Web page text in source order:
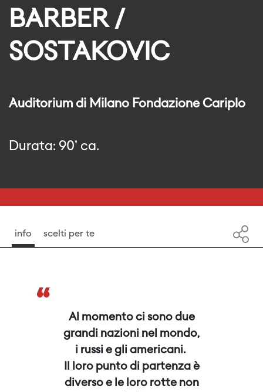
BARBER /
SOSTAKOVIC
Auditorium di Milano Fondazione Cariplo
Durata: 90' ca.
info scelti per te
“
Al momento ci sono due
grandi nazioni nel mondo,
i russi e gli americani.
Il loro punto di partenza è
diverso e le loro rotte non